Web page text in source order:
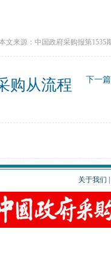
文来源：中国政府采购报第1535
下一
购从流程
关于我们